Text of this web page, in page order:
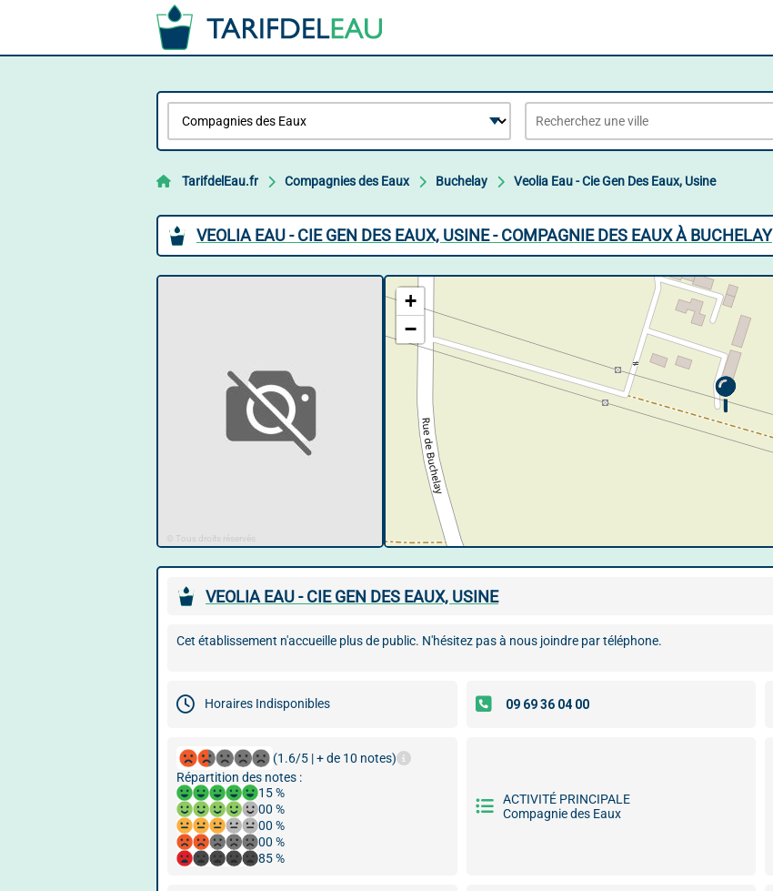
TarifdelEau.fr Compagnies des Eaux Buchelay Veolia Eau - Cie Gen Des Eaux, Usine
VEOLIA EAU - CIE GEN DES EAUX, USINE - COMPAGNIE DES EAUX À BUCHELAY
© Tous droits réservés
+
−
VEOLIA EAU - CIE GEN DES EAUX, USINE
Cet établissement n'accueille plus de public. N'hésitez pas à nous joindre par téléphone.
Horaires Indisponibles
(1.6/5 | + de 10 notes)
Répartition des notes :
15 %
00 %
00 %
00 %
85 %
ACTIVITÉ PRINCIPALE
Compagnie des Eaux